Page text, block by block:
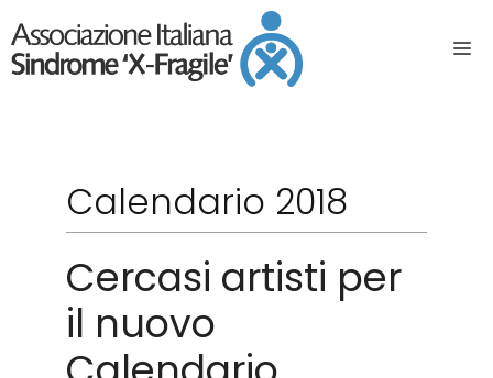
Calendario 2018
Cercasi artisti per
il nuovo